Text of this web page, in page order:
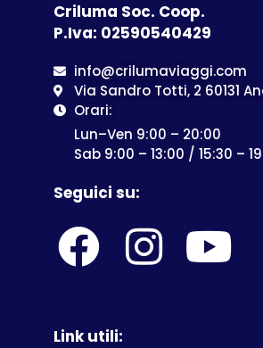
Criluma Soc. Coop.
P.Iva: 02590540429
info@crilumaviaggi.com
Via Sandro Totti, 2 60131
Orari:
Lun–Ven 9:00 – 20:00
Sab 9:00 – 13:00 / 15:30 –
Seguici su:
Link utili: